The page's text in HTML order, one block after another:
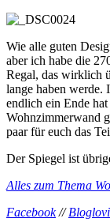
Wie alle guten
aber ich habe die
Regal, das wirklich
lange haben werde.
endlich ein Ende
Wohnzimmerwand
paar für euch das
Der Spiegel ist
Alles zum Thema
Facebook//